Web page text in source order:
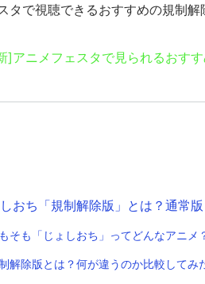
タで視聴できるおすすめの規制
]アニメフェスタで見られるおす
おち「規制解除版」とは？通常
そも「じょしおち」ってどんなアニメ
解除版とは？何が違うのか比較してみ